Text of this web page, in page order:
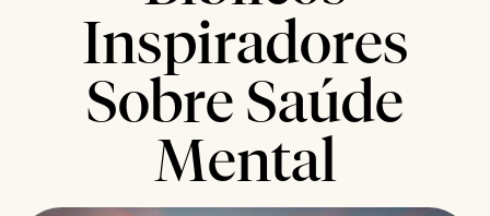
Inspiradores
Sobre Saúde
Mental